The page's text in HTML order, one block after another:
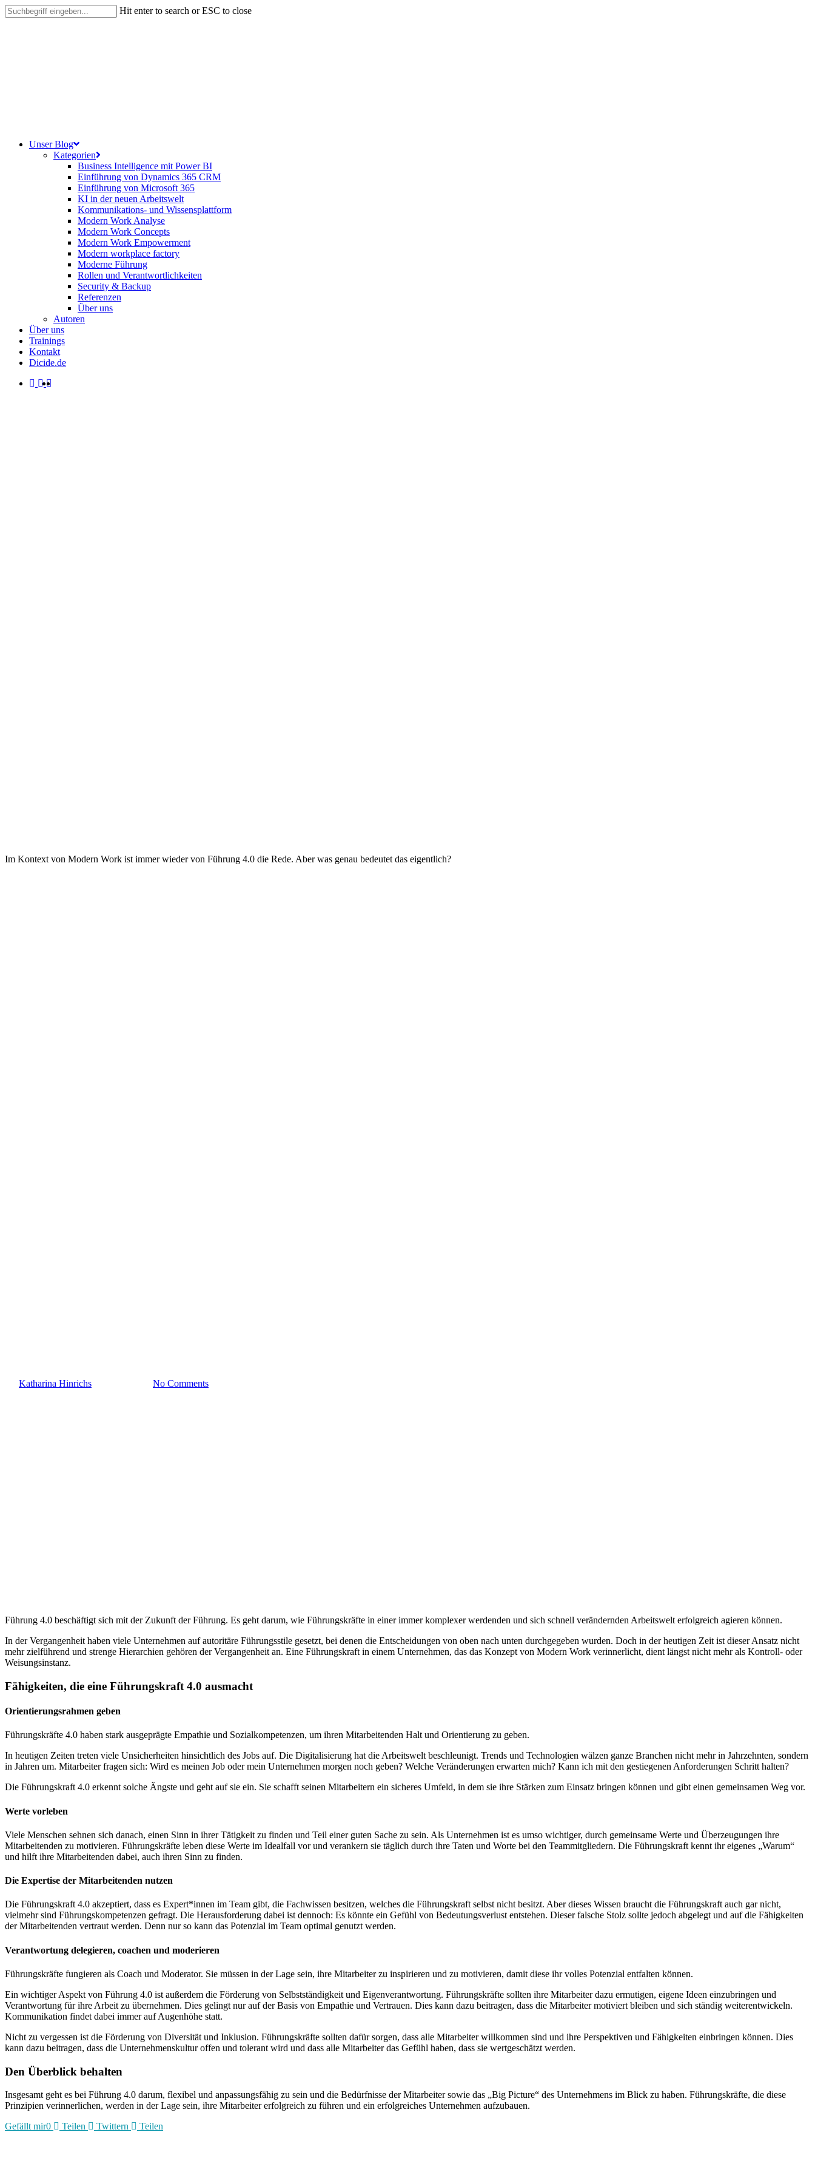
Skip
to
Hit enter to search or ESC to close
search
Menu
Unser Blog
Kategorien
Business Intelligence mit Power BI
Einführung von Dynamics 365 CRM
Einführung von Microsoft 365
KI in der neuen Arbeitswelt
Kommunikations- und Wissensplattform
Modern Work Analyse
Modern Work Concepts
Modern Work Empowerment
Modern workplace factory
Moderne Führung
Rollen und Verantwortlichkeiten
Security & Backup
Referenzen
Über uns
Autoren
Über uns
Trainings
Kontakt
Dicide.de
facebook
linkedin
instagram
Katharina Hinrichs No Comments
Im Kontext von Modern Work ist immer wieder von Führung 4.0 die Rede. Aber was genau bedeutet das eigentlich?
Führung 4.0 beschäftigt sich mit der Zukunft der Führung. Es geht darum, wie Führungskräfte in einer immer komplexer werdenden und sich schnell verändernden Arbeitswelt erfolgreich agieren können.
In der Vergangenheit haben viele Unternehmen auf autoritäre Führungsstile gesetzt, bei denen die Entscheidungen von oben nach unten durchgegeben wurden. Doch in der heutigen Zeit ist dieser Ansatz nicht
mehr zielführend und strenge Hierarchien gehören der Vergangenheit an. Eine Führungskraft in einem Unternehmen, das das Konzept von Modern Work verinnerlicht, dient längst nicht mehr als Kontroll- oder
Weisungsinstanz.
Fähigkeiten, die eine Führungskraft 4.0 ausmacht
Orientierungsrahmen geben
Führungskräfte 4.0 haben stark ausgeprägte Empathie und Sozialkompetenzen, um ihren Mitarbeitenden Halt und Orientierung zu geben.
In heutigen Zeiten treten viele Unsicherheiten hinsichtlich des Jobs auf. Die Digitalisierung hat die Arbeitswelt beschleunigt. Trends und Technologien wälzen ganze Branchen nicht mehr in Jahrzehnten, sondern
in Jahren um. Mitarbeiter fragen sich: Wird es meinen Job oder mein Unternehmen morgen noch geben? Welche Veränderungen erwarten mich? Kann ich mit den gestiegenen Anforderungen Schritt halten?
Die Führungskraft 4.0 erkennt solche Ängste und geht auf sie ein. Sie schafft seinen Mitarbeitern ein sicheres Umfeld, in dem sie ihre Stärken zum Einsatz bringen können und gibt einen gemeinsamen Weg vor.
Werte vorleben
Viele Menschen sehnen sich danach, einen Sinn in ihrer Tätigkeit zu finden und Teil einer guten Sache zu sein. Als Unternehmen ist es umso wichtiger, durch gemeinsame Werte und Überzeugungen ihre
Mitarbeitenden zu motivieren. Führungskräfte leben diese Werte im Idealfall vor und verankern sie täglich durch ihre Taten und Worte bei den Teammitgliedern. Die Führungskraft kennt ihr eigenes „Warum“
und hilft ihre Mitarbeitenden dabei, auch ihren Sinn zu finden.
Die Expertise der Mitarbeitenden nutzen
Die Führungskraft 4.0 akzeptiert, dass es Expert*innen im Team gibt, die Fachwissen besitzen, welches die Führungskraft selbst nicht besitzt. Aber dieses Wissen braucht die Führungskraft auch gar nicht,
vielmehr sind Führungskompetenzen gefragt. Die Herausforderung dabei ist dennoch: Es könnte ein Gefühl von Bedeutungsverlust entstehen. Dieser falsche Stolz sollte jedoch abgelegt und auf die Fähigkeiten
der Mitarbeitenden vertraut werden. Denn nur so kann das Potenzial im Team optimal genutzt werden.
Verantwortung delegieren, coachen und moderieren
Führungskräfte fungieren als Coach und Moderator. Sie müssen in der Lage sein, ihre Mitarbeiter zu inspirieren und zu motivieren, damit diese ihr volles Potenzial entfalten können.
Ein wichtiger Aspekt von Führung 4.0 ist außerdem die Förderung von Selbstständigkeit und Eigenverantwortung. Führungskräfte sollten ihre Mitarbeiter dazu ermutigen, eigene Ideen einzubringen und
Verantwortung für ihre Arbeit zu übernehmen. Dies gelingt nur auf der Basis von Empathie und Vertrauen. Dies kann dazu beitragen, dass die Mitarbeiter motiviert bleiben und sich ständig weiterentwickeln.
Kommunikation findet dabei immer auf Augenhöhe statt.
Nicht zu vergessen ist die Förderung von Diversität und Inklusion. Führungskräfte sollten dafür sorgen, dass alle Mitarbeiter willkommen sind und ihre Perspektiven und Fähigkeiten einbringen können. Dies
kann dazu beitragen, dass die Unternehmenskultur offen und tolerant wird und dass alle Mitarbeiter das Gefühl haben, dass sie wertgeschätzt werden.
Den Überblick behalten
Insgesamt geht es bei Führung 4.0 darum, flexibel und anpassungsfähig zu sein und die Bedürfnisse der Mitarbeiter sowie das „Big Picture“ des Unternehmens im Blick zu haben. Führungskräfte, die diese
Prinzipien verinnerlichen, werden in der Lage sein, ihre Mitarbeiter erfolgreich zu führen und ein erfolgreiches Unternehmen aufzubauen.
Gefällt mir0 Teilen Twittern Teilen